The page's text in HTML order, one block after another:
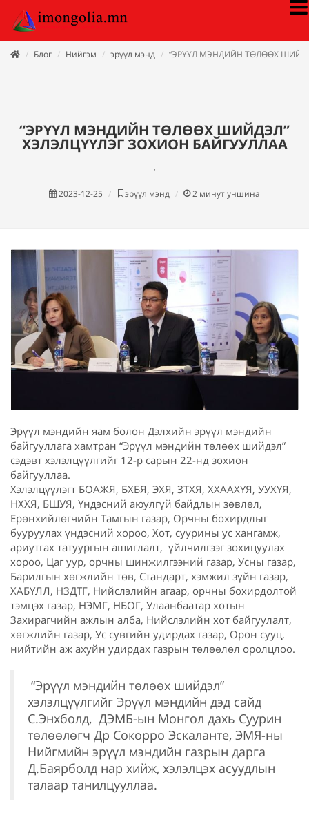
Блог Нийгэм эрүүл мэнд “ЭРҮҮЛ МЭНДИЙН ТӨЛӨӨХ
“ЭРҮҮЛ МЭНДИЙН ТӨЛӨӨХ ШИЙДЭЛ”
ХЭЛЭЛЦҮҮЛЭГ ЗОХИОН БАЙГУУЛЛАА
,
2023-12-25 эрүүл мэнд 2 минут уншина
Эрүүл мэндийн яам болон Дэлхийн эрүүл мэндийн
байгууллага хамтран “Эрүүл мэндийн төлөөх шийдэл”
сэдэвт хэлэлцүүлгийг 12-р сарын 22-нд зохион
байгууллаа.
Хэлэлцүүлэгт БОАЖЯ, БХБЯ, ЭХЯ, ЗТХЯ, ХХААХҮЯ, УУХҮЯ,
НХХЯ, БШУЯ, Үндэсний аюулгүй байдлын зөвлөл,
Ерөнхийлөгчийн Тамгын газар, Орчны бохирдлыг
бууруулах үндэсний хороо, Хот, суурины ус хангамж,
ариутгах татуургын ашиглалт, үйлчилгээг зохицуулах
хороо, Цаг уур, орчны шинжилгээний газар, Усны газар,
Барилгын хөгжлийн төв, Стандарт, хэмжил зүйн газар,
ХАБҮЛЛ, НЗДТГ, Нийслэлийн агаар, орчны бохирдолтой
тэмцэх газар, НЭМГ, НБОГ, Улаанбаатар хотын
Захирагчийн ажлын алба, Нийслэлийн хот байгуулалт,
хөгжлийн газар, Ус сувгийн удирдах газар, Орон сууц,
нийтийн аж ахуйн удирдах газрын төлөөлөл оролцлоо.
“Эрүүл мэндийн төлөөх шийдэл”
хэлэлцүүлгийг Эрүүл мэндийн дэд сайд
С.Энхболд, ДЭМБ-ын Монгол дахь Суурин
төлөөлөгч Др Сокорро Эскаланте, ЭМЯ-ны
Нийгмийн эрүүл мэндийн газрын дарга
Д.Баярболд нар хийж, хэлэлцэх асуудлын
талаар танилцууллаа.